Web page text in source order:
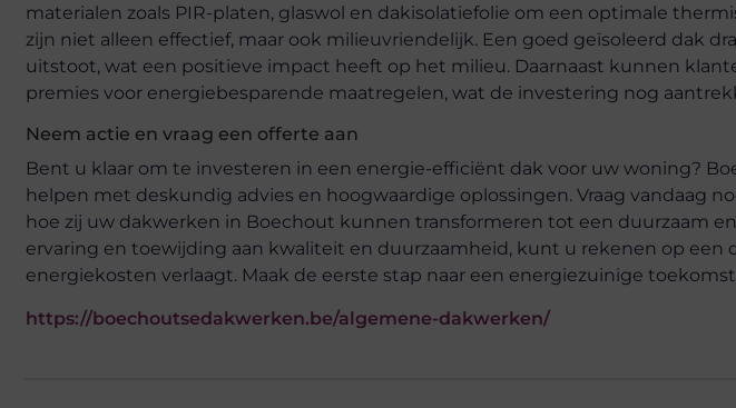
materialen zoals PIR-platen, glaswol en dakisolatiefolie om een optimale
zijn niet alleen effectief, maar ook milieuvriendelijk. Een goed geïsoleerd dak
uitstoot, wat een positieve impact heeft op het milieu. Daarnaast kunnen
premies voor energiebesparende maatregelen, wat de investering nog
Neem actie en vraag een offerte aan
Bent u klaar om te investeren in een energie-efficiënt dak voor uw woning?
helpen met deskundig advies en hoogwaardige oplossingen. Vraag vandaag
hoe zij uw dakwerken in Boechout kunnen transformeren tot een duurzaam
ervaring en toewijding aan kwaliteit en duurzaamheid, kunt u rekenen op een
energiekosten verlaagt. Maak de eerste stap naar een energiezuinige
https://boechoutsedakwerken.be/algemene-dakwerken/